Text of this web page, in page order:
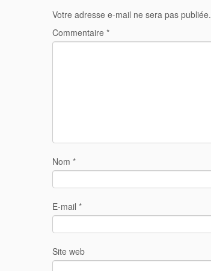
Votre adresse e-mail ne sera pas publiée.
Commentaire *
Nom *
E-mail *
Site web